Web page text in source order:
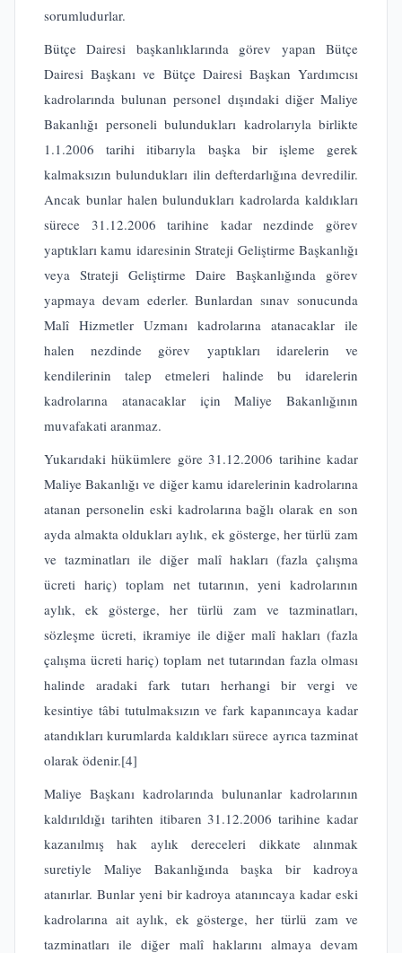
sorumludurlar.
Bütçe Dairesi başkanlıklarında görev yapan Bütçe
Dairesi Başkanı ve Bütçe Dairesi Başkan Yardımcısı
kadrolarında bulunan personel dışındaki diğer Maliye
Bakanlığı personeli bulundukları kadrolarıyla birlikte
1.1.2006 tarihi itibarıyla başka bir işleme gerek
kalmaksızın bulundukları ilin defterdarlığına devredilir.
Ancak bunlar halen bulundukları kadrolarda kaldıkları
sürece 31.12.2006 tarihine kadar nezdinde görev
yaptıkları kamu idaresinin Strateji Geliştirme Başkanlığı
veya Strateji Geliştirme Daire Başkanlığında görev
yapmaya devam ederler. Bunlardan sınav sonucunda
Malî Hizmetler Uzmanı kadrolarına atanacaklar ile
halen nezdinde görev yaptıkları idarelerin ve
kendilerinin talep etmeleri halinde bu idarelerin
kadrolarına atanacaklar için Maliye Bakanlığının
muvafakati aranmaz.
Yukarıdaki hükümlere göre 31.12.2006 tarihine kadar
Maliye Bakanlığı ve diğer kamu idarelerinin kadrolarına
atanan personelin eski kadrolarına bağlı olarak en son
ayda almakta oldukları aylık, ek gösterge, her türlü zam
ve tazminatları ile diğer malî hakları (fazla çalışma
ücreti hariç) toplam net tutarının, yeni kadrolarının
aylık, ek gösterge, her türlü zam ve tazminatları,
sözleşme ücreti, ikramiye ile diğer malî hakları (fazla
çalışma ücreti hariç) toplam net tutarından fazla olması
halinde aradaki fark tutarı herhangi bir vergi ve
kesintiye tâbi tutulmaksızın ve fark kapanıncaya kadar
atandıkları kurumlarda kaldıkları sürece ayrıca tazminat
olarak ödenir.[4]
Maliye Başkanı kadrolarında bulunanlar kadrolarının
kaldırıldığı tarihten itibaren 31.12.2006 tarihine kadar
kazanılmış hak aylık dereceleri dikkate alınmak
suretiyle Maliye Bakanlığında başka bir kadroya
atanırlar. Bunlar yeni bir kadroya atanıncaya kadar eski
kadrolarına ait aylık, ek gösterge, her türlü zam ve
tazminatları ile diğer malî haklarını almaya devam